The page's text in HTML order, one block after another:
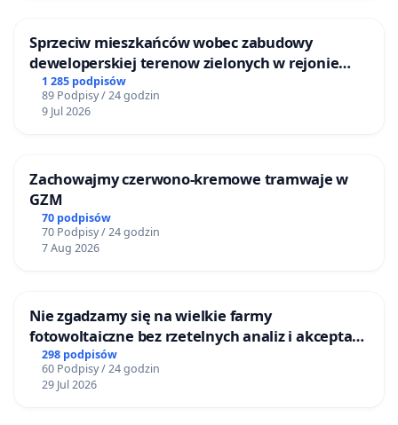
Sprzeciw mieszkańców wobec zabudowy
deweloperskiej terenow zielonych w rejonie
Bulwarów Straceńskich w Bielsku-Białej
1 285 podpisów
89 Podpisy / 24 godzin
9 Jul 2026
Zachowajmy czerwono-kremowe tramwaje w
GZM
70 podpisów
70 Podpisy / 24 godzin
7 Aug 2026
Nie zgadzamy się na wielkie farmy
fotowoltaiczne bez rzetelnych analiz i akceptacji
mieszkańców
298 podpisów
60 Podpisy / 24 godzin
29 Jul 2026